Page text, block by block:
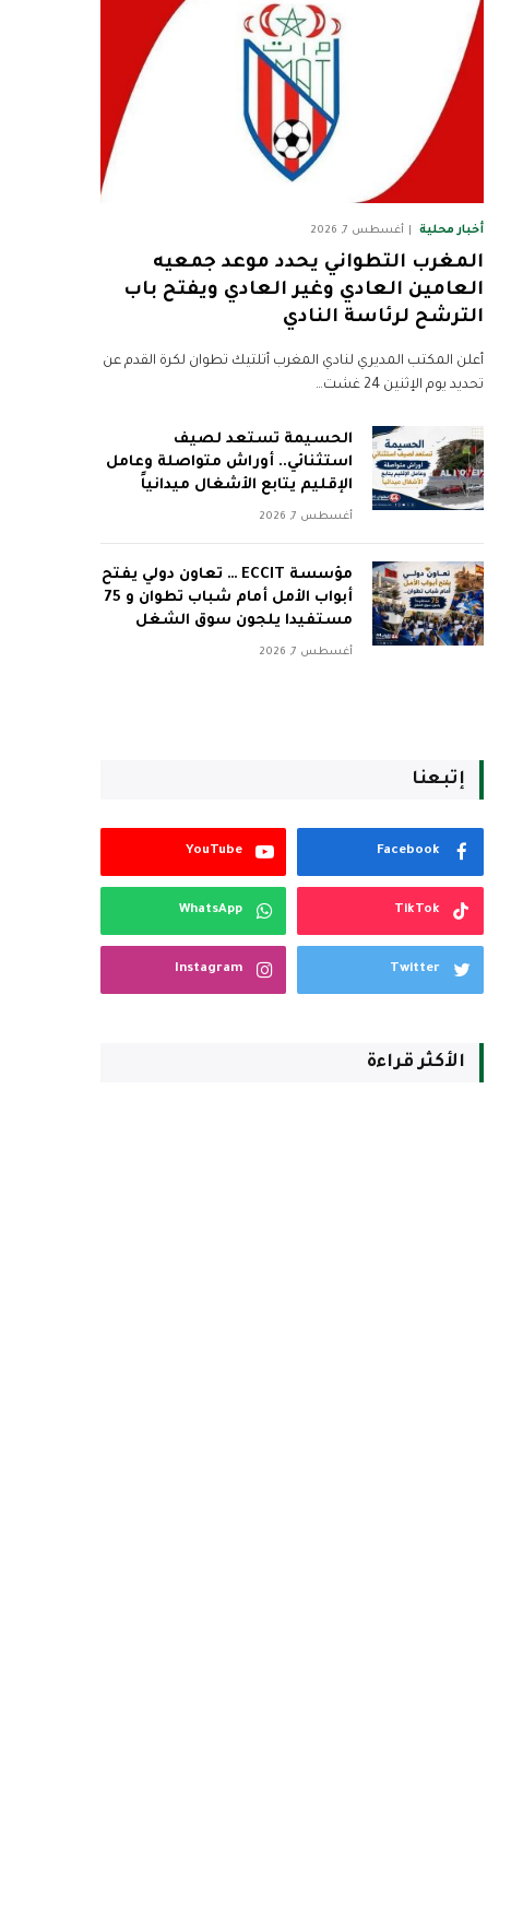
أخبار محلية أغسطس 7, 2026
المغرب التطواني يحدد موعد جمعيه
العامين العادي وغير العادي ويفتح باب
الترشح لرئاسة النادي
أعلن المكتب المديري لنادي المغرب أتلتيك تطوان لكرة القدم عن
تحديد يوم الإثنين 24 غشت…
الحسيمة تستعد لصيف
استثنائي.. أوراش متواصلة وعامل
الإقليم يتابع الأشغال ميدانياً
أغسطس 7, 2026
مؤسسة ECCIT … تعاون دولي يفتح
أبواب الأمل أمام شباب تطوان و 75
مستفيدا يلجون سوق الشغل
أغسطس 7, 2026
إتبعنا
Facebook
YouTube
TikTok
WhatsApp
Twitter
Instagram
الأكثر قراءة